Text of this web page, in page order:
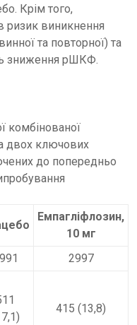
Крім того,
ризик виникнення
та повторної) та
зниження рШКФ.
комбінованої
двох ключових
до попередньо
Емпагліфлозин,
10 мг
2997
415 (13,8)